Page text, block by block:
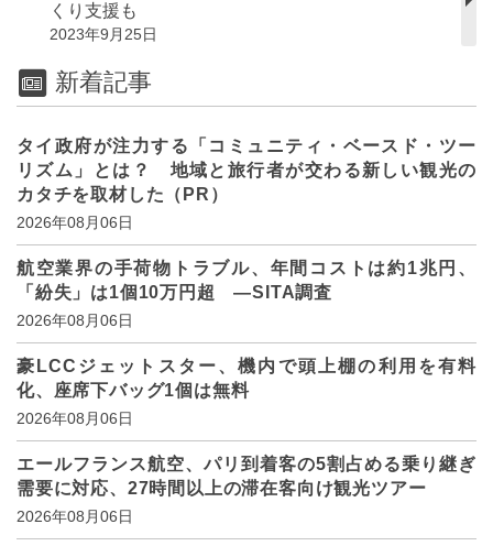
くり支援も
2023年9月25日
新着記事
タイ政府が注力する「コミュニティ・ベースド・ツー
リズム」とは？ 地域と旅行者が交わる新しい観光の
カタチを取材した（PR）
2026年08月06日
航空業界の手荷物トラブル、年間コストは約1兆円、
「紛失」は1個10万円超 ―SITA調査
2026年08月06日
豪LCCジェットスター、機内で頭上棚の利用を有料
化、座席下バッグ1個は無料
2026年08月06日
エールフランス航空、パリ到着客の5割占める乗り継ぎ
需要に対応、27時間以上の滞在客向け観光ツアー
2026年08月06日